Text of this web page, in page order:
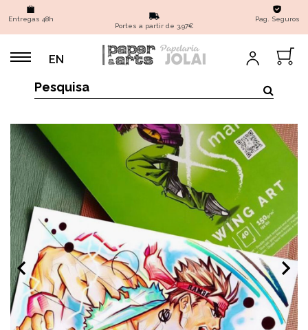
Entregas 48h
Portes a partir de 3,97€
Pag. Seguros
EN